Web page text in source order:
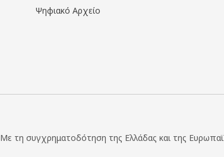
Ψηφιακό Αρχείο
Με τη συγχρηματοδότηση της Ελλάδας και της